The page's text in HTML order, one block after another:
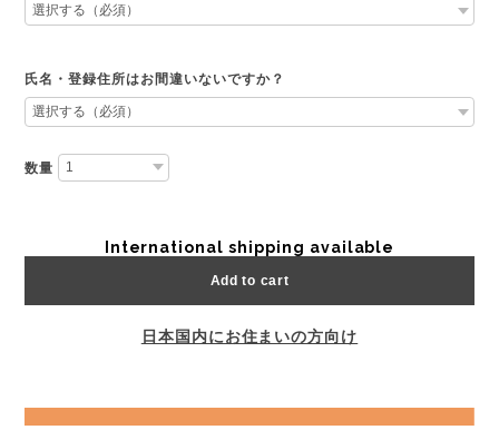
氏名・登録住所はお間違いないですか？
数量
International shipping available
Add to cart
日本国内にお住まいの方向け